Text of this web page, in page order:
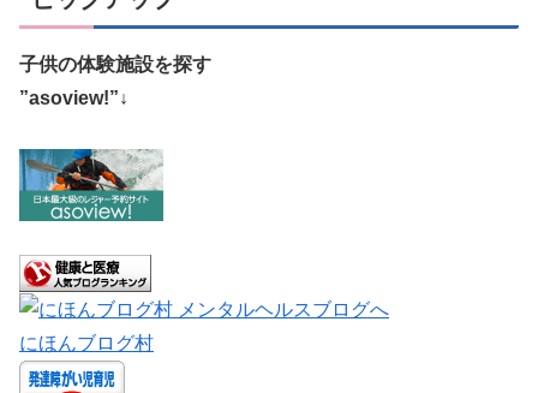
子供の体験施設を探す
”asoview!”↓
にほんブログ村